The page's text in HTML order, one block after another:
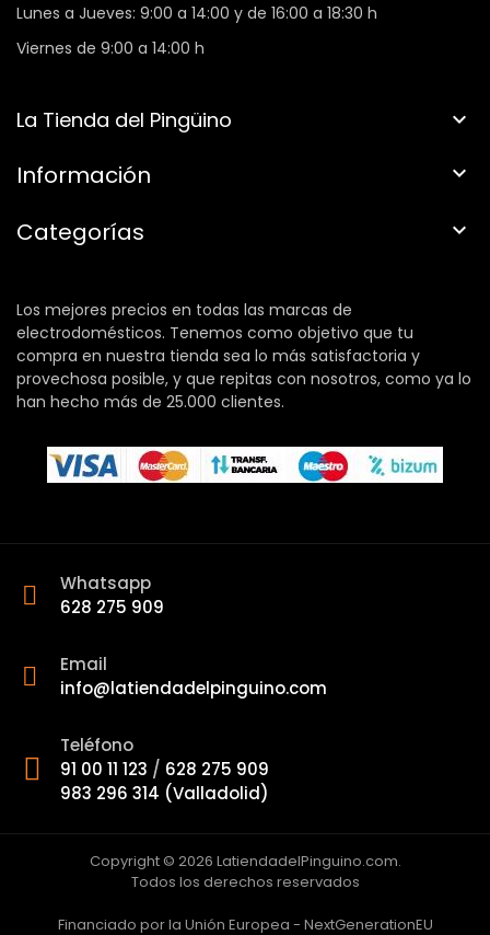
Lunes a Jueves: 9:00 a 14:00 y de 16:00 a 18:30 h
Viernes de 9:00 a 14:00 h
La Tienda del Pingüino 
Información 
Categorías 
Los mejores precios en todas las marcas de
electrodomésticos. Tenemos como objetivo que tu
compra en nuestra tienda sea lo más satisfactoria y
provechosa posible, y que repitas con nosotros, como ya lo
han hecho más de 25.000 clientes.
Whatsapp
628 275 909
Email
info@latiendadelpinguino.com
Teléfono
91 00 11 123 / 628 275 909
983 296 314 (Valladolid)
Copyright © 2026 LatiendadelPinguino.com.
Todos los derechos reservados
Financiado por la Unión Europea - NextGenerationEU